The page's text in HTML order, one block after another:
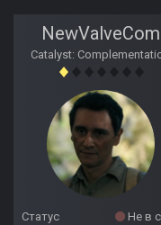
NewValveCom
Catalyst:
Статус
Не в